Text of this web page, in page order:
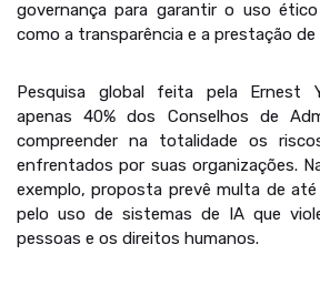
governança para garantir o uso
como a transparência e a prestação
Pesquisa global feita pela Ernest
apenas 40% dos Conselhos de
compreender na totalidade os
enfrentados por suas organizações.
exemplo, proposta prevê multa de
pelo uso de sistemas de IA que
pessoas e os direitos humanos.